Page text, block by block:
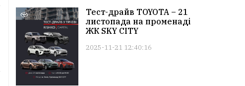
Тест-драйв TOYOTA – 21
листопада на променаді
ЖК SKY CITY
2025-11-21 12:40:16